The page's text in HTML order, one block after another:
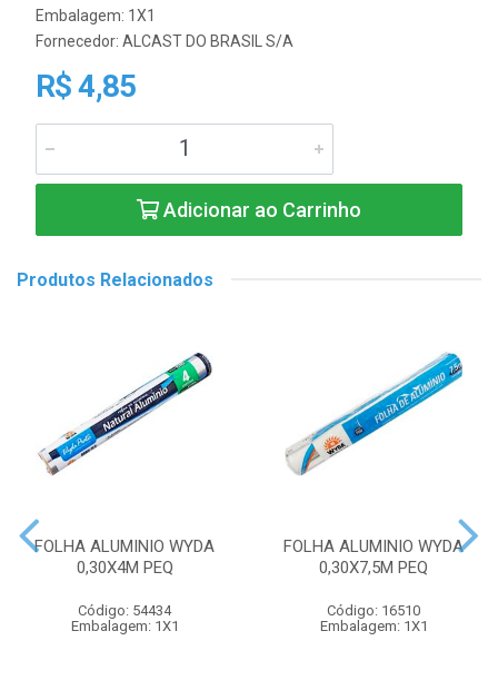
Embalagem: 1X1
Fornecedor: ALCAST DO BRASIL S/A
R$ 4,85
Adicionar ao Carrinho
Produtos Relacionados
FOLHA ALUMINIO WYDA
0,30X4M PEQ
Código: 54434
Embalagem: 1X1
FOLHA ALUMINIO WYDA
0,30X7,5M PEQ
Código: 16510
Embalagem: 1X1